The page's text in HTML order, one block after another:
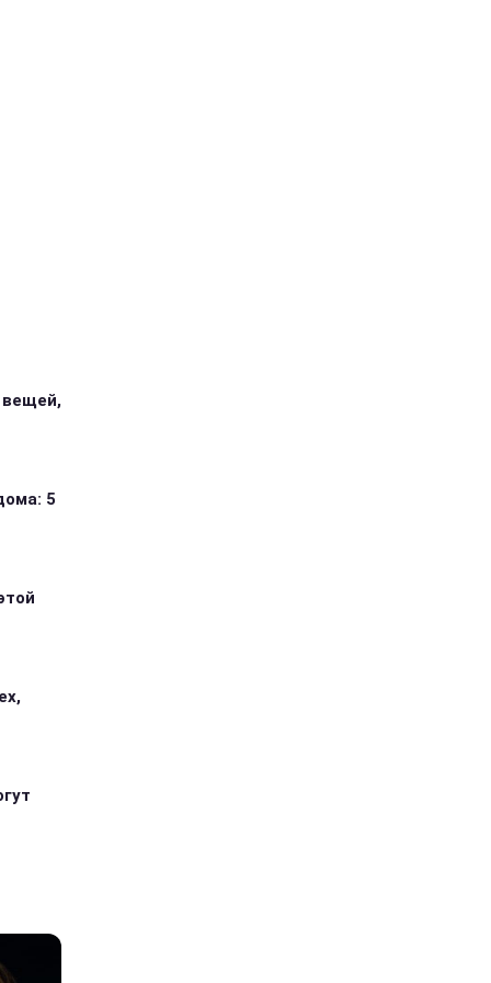
вещей,
5